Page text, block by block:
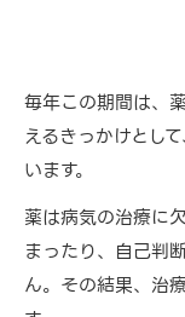
毎年この期間は、
えるきっかけとし
います。
薬は病気の治療に
まったり、自己判
ん。その結果、治